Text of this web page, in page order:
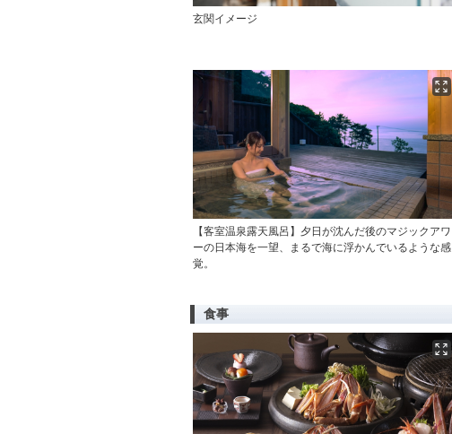
玄関イメージ
【客室温泉露天風呂】夕日が沈んだ後のマジックアワ
ーの日本海を一望、まるで海に浮かんでいるような感
覚。
食事